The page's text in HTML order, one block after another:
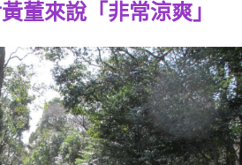
董來說「非常涼爽」